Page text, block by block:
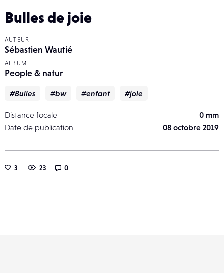
Bulles de joie
AUTEUR
Sébastien Wautié
ALBUM
People & natur
#Bulles #bw #enfant #joie
Distance focale
0 mm
Date de publication
08 octobre 2019
3 23 0